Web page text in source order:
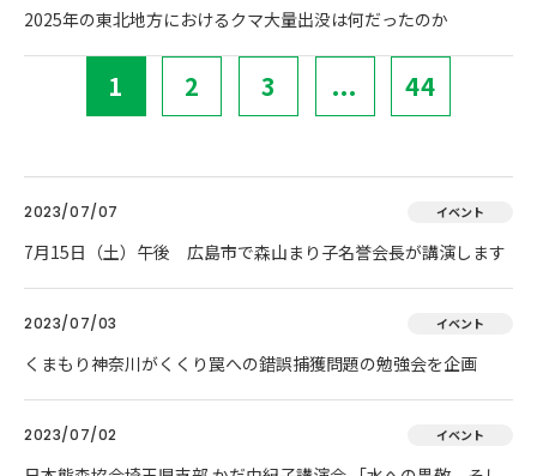
2025年の東北地方におけるクマ大量出没は何だったのか
1 2 3 ... 44
2023/07/07 イベント
7月15日（土）午後 広島市で森山まり子名誉会長が講演します
2023/07/03 イベント
くまもり神奈川がくくり罠への錯誤捕獲問題の勉強会を企画
2023/07/02 イベント